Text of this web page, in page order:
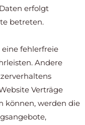
erfolgt
betreten.
fehlerfreie
Andere
Verträge
können, werden die